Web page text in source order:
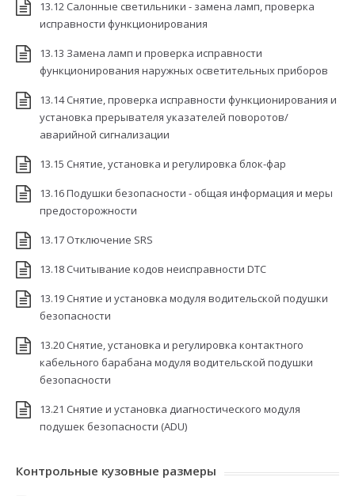
13.12 Салонные светильники - замена ламп, проверка
исправности функционирования
13.13 Замена ламп и проверка исправности
функционирования наружных осветительных приборов
13.14 Снятие, проверка исправности функционирования и
установка прерывателя указателей поворотов/
аварийной сигнализации
13.15 Снятие, установка и регулировка блок-фар
13.16 Подушки безопасности - общая информация и меры
предосторожности
13.17 Отключение SRS
13.18 Считывание кодов неисправности DTC
13.19 Снятие и установка модуля водительской подушки
безопасности
13.20 Снятие, установка и регулировка контактного
кабельного барабана модуля водительской подушки
безопасности
13.21 Снятие и установка диагностического модуля
подушек безопасности (ADU)
Контрольные кузовные размеры